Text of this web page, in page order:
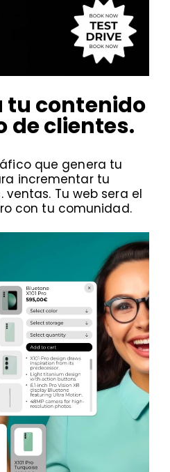
tu contenido
de clientes.
que genera tu
incrementar tu
Tu web sera el
con tu comunidad.